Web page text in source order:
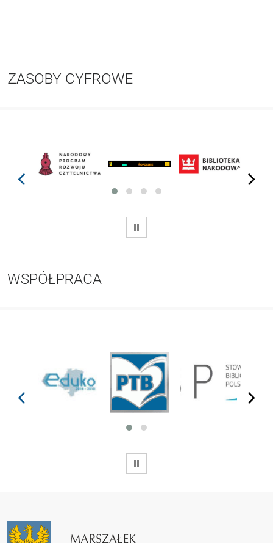
ZASOBY CYFROWE
prev next
WSTRZYMAJ
WSPÓŁPRACA
prev next
WSTRZYMAJ